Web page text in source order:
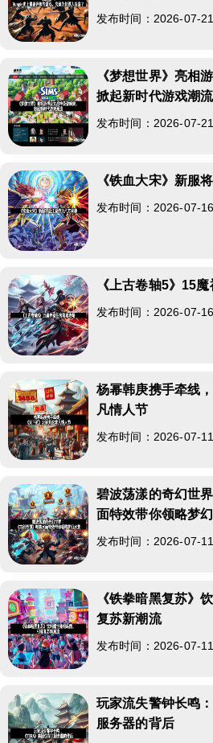
发布时间：2026-07-
《梦想世界》亮相
掀起新时代游戏潮流
发布时间：2026-07-
《铁血大宋》新服
发布时间：2026-07-
《上古卷轴5》15
发布时间：2026-07-
杨幂韩庚携手牵线
凡情人节
发布时间：2026-07-
碧波荡漾的奇幻世
面特效带你领略梦
发布时间：2026-07-
《铁拳暗黑复苏》
复苏新潮流
发布时间：2026-07-
玩家流失警钟长鸣
服务器的背后